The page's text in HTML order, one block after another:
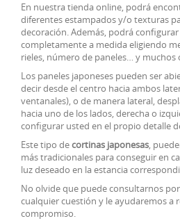
En nuestra tienda online, podrá
diferentes estampados y/o texturas
decoración. Además, podrá
completamente a medida eligiendo
rieles, número de paneles… y muchos
Los paneles japoneses pueden ser
decir desde el centro hacia ambos
ventanales), o de manera lateral,
hacia uno de los lados, derecha o
configurar usted en el propio detalle
Este tipo decortinas japonesas,
más tradicionales para conseguir en
luz deseado en la estancia
No olvide que puede consultarnos
cualquier cuestión y le ayudaremos a
compromiso.